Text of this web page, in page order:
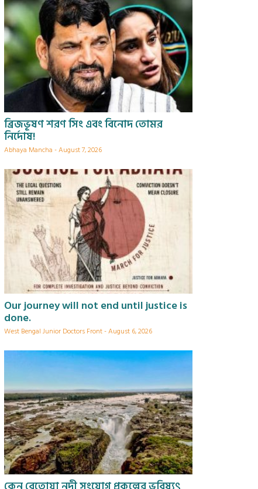
ব্রিজভূষণ শরণ সিং এবং বিনোদ তোমর
নির্দোষ!
Abhaya Mancha August 7, 2026
Our journey will not end until justice is
done.
West Bengal Junior Doctors Front August 6, 2026